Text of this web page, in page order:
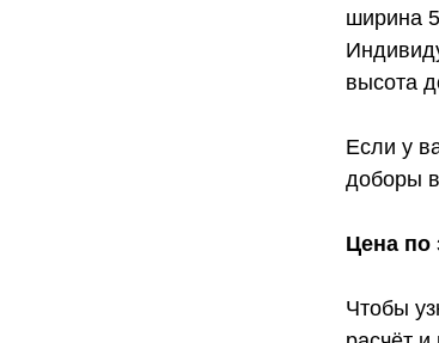
ширина
высота
Если у
доборы
Цена по
Чтобы